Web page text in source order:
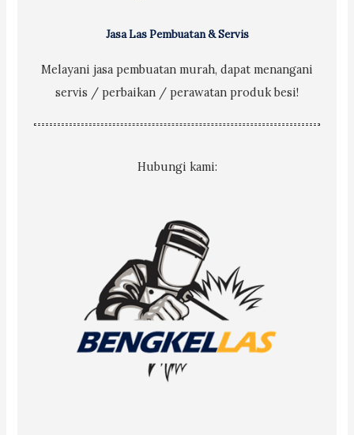
Jasa Las Pembuatan & Servis
Melayani jasa pembuatan murah, dapat menangani
servis / perbaikan / perawatan produk besi!
Hubungi kami: